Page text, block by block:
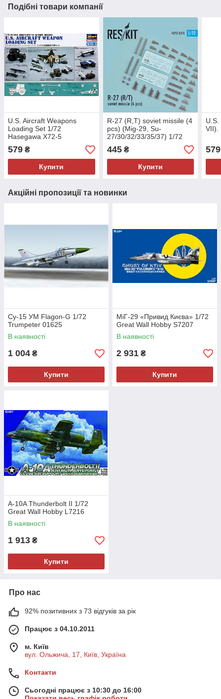
Подібні товари компанії
U.S. Aircraft Weapons
Loading Set 1/72
Hasegawa X72-5
579 ₴
Купити
R-27 (R,T) soviet missile (4
pcs) (Mig-29, Su-
27/30/32/33/35/37) 1/72
RES/KIT 72-0015
445₴
Купити
VII).
579
Акційні пропозиції та новинки
Су-15 УМ Flagon-G 1/72
Trumpeter 01625
В наявності
1 004 ₴
Купити
МіГ-29 «Привид Києва» 1/72
Great Wall Hobby S7207
В наявності
2 931 ₴
Купити
A-10A Thunderbolt II 1/72
Great Wall Hobby L7216
В наявності
1 913 ₴
Купити
Про нас
92% позитивних з 73 відгуків за рік
Працює з 04.10.2011
м. Київ
вул. Ольжича, 17, Київ, Україна
Контакти
Сьогодні працює з 10:30 до 16:00